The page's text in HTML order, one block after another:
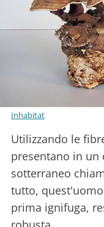
Inhabitat
Utilizzando le
presentano in un
sotterraneo
tutto,
prima ignifuga,